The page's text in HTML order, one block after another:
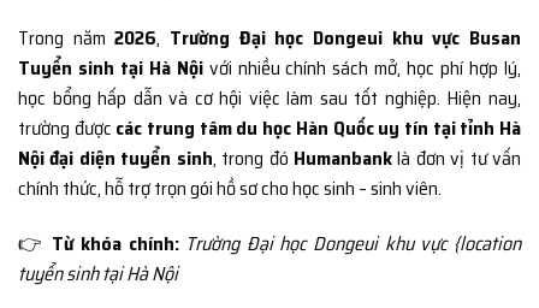
Trong năm2026, Trường Đại học Dongeui khu vực Busan
Tuyển sinh tại Hà Nội với nhiều chính sách mở, học phí hợp lý,
học bổng hấp dẫn và cơ hội việc làm sau tốt nghiệp. Hiện nay,
trường được các trung tâm du học Hàn Quốc uy tín tại tỉnh Hà
Nội đại diện tuyển sinh, trong đó Humanbanklà đơn vị tư vấn
chính thức, hỗ trợ trọn gói hồ sơ cho học sinh – sinh viên.
👉 Từ khóa chính: Trường Đại học Dongeui khu vực {location
tuyển sinh tại Hà Nội